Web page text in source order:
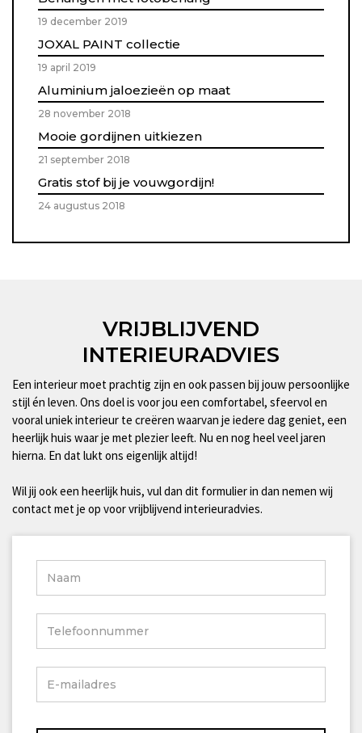
19 december 2019
JOXAL PAINT collectie
19 april 2019
Aluminium jaloezieën op maat
28 november 2018
Mooie gordijnen uitkiezen
21 september 2018
Gratis stof bij je vouwgordijn!
24 augustus 2018
VRIJBLIJVEND
INTERIEURADVIES
Een interieur moet prachtig zijn en ook passen bij jouw persoonlijke
stijl én leven. Ons doel is voor jou een comfortabel, sfeervol en
vooral uniek interieur te creëren waarvan je iedere dag geniet, een
heerlijk huis waar je met plezier leeft. Nu en nog heel veel jaren
hierna. En dat lukt ons eigenlijk altijd!
Wil jij ook een heerlijk huis, vul dan dit formulier in dan nemen wij
contact met je op voor vrijblijvend interieuradvies.